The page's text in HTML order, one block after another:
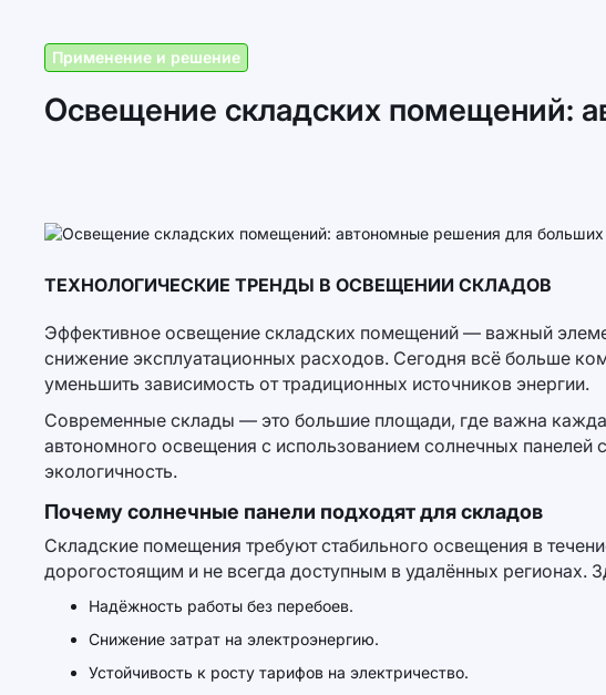
Применение и решение
Освещение складских помещений:
ТЕХНОЛОГИЧЕСКИЕ ТРЕНДЫ В ОСВЕЩЕНИИ СКЛАДОВ
Эффективное освещение складских помещений — важный
снижение эксплуатационных расходов. Сегодня всё больше
уменьшить зависимость от традиционных источников энергии.
Современные склады — это большие площади, где важна
автономного освещения с использованием солнечных
экологичность.
Почему солнечные панели подходят для складов
Складские помещения требуют стабильного освещения в
дорогостоящим и не всегда доступным в удалённых регионах.
Надёжность работы без перебоев.
Снижение затрат на электроэнергию.
Устойчивость к росту тарифов на электричество.